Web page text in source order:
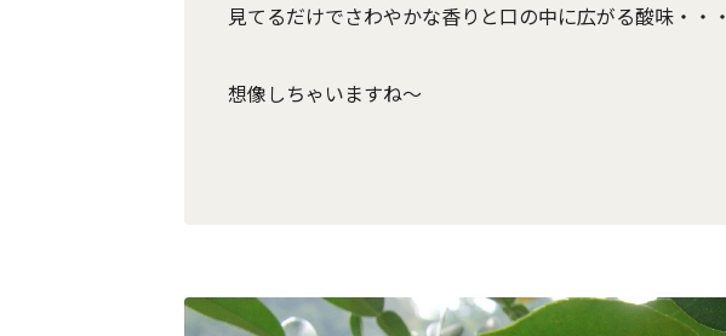
見てるだけでさわやかな香りと口の中に広がる酸味・・・
想像しちゃいますね～